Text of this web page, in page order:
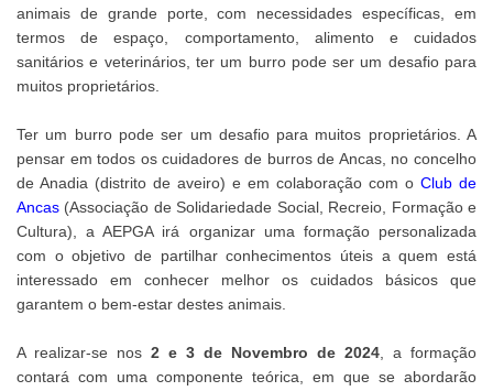
animais de grande porte, com necessidades específicas, em
termos de espaço, comportamento, alimento e cuidados
sanitários e veterinários, ter um burro pode ser um desafio para
muitos proprietários.
Ter um burro pode ser um desafio para muitos proprietários. A
pensar em todos os cuidadores de burros de Ancas, no concelho
de Anadia (distrito de aveiro) e em colaboração com o Club de
Ancas (Associação de Solidariedade Social, Recreio, Formação e
Cultura), a AEPGA irá organizar uma formação personalizada
com o objetivo de partilhar conhecimentos úteis a quem está
interessado em conhecer melhor os cuidados básicos que
garantem o bem-estar destes animais.
A realizar-se nos 2 e 3 de Novembro de 2024 , a formação
contará com uma componente teórica, em que se abordarão